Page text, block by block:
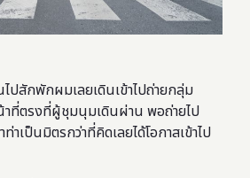
ปสักพักผมเลยเดินเข้าไปถ่ายกลุ่ม
น้าที่ตรงที่ผู้ชุมนุมเดินผ่าน พอถ่ายไป
าเป็นมิตรกว่าที่คิดเลยได้โอกาสเข้าไป